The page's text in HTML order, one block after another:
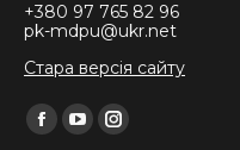
+380 97 765 82 96
pk-mdpu@ukr.net
Стара версія сайту
Find us on:
Facebook
YouTubeInstagram